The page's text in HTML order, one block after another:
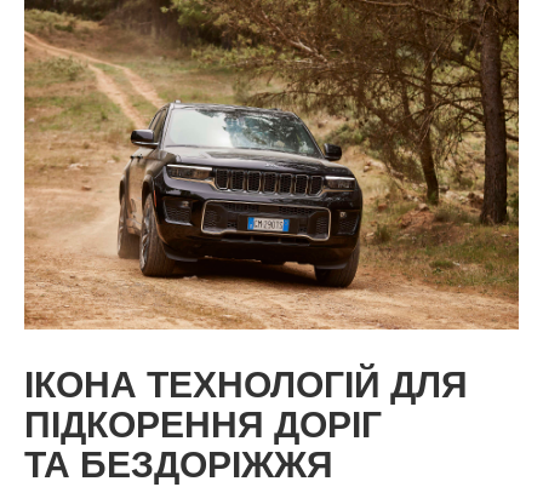
ІКОНА ТЕХНОЛОГІЙ ДЛЯ
ПІДКОРЕННЯ ДОРІГ
ТА БЕЗДОРІЖЖЯ